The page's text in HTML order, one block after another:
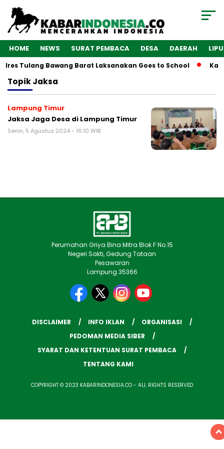
HOME NEWS SURAT PEMBACA DESA DAERAH
Tulang Bawang Barat Laksanakan Goes to School
TopikJaksa
Lampung Timur
Jaksa Jaga Desa di Lampung Timur
Senin, 5 Agustus 2024 - 16:10 WIB
Perumahan Griya Bina Mitra Blok F No.15
Negeri Sakti, Gedung Tataan
Pesawaran
Lampung 35366
DISCLAIMER INFO IKLAN
ORGANISASI
PEDOMAN MEDIA SIBER
SYARAT DAN KETENTUAN SURAT PEMBACA
TENTANG KAMI
COPYRIGHT © 2023 KABARINDONESIA.CO - ALL RIGHTS RESERVED